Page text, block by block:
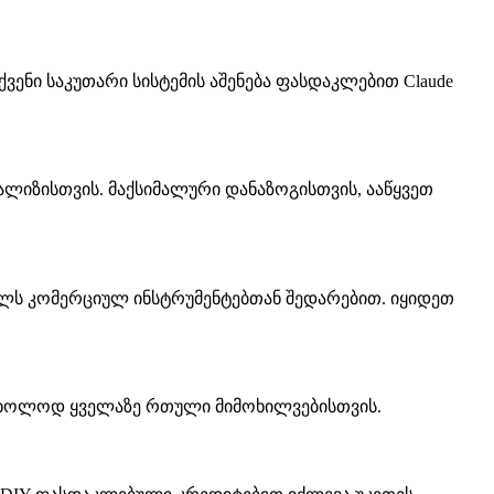
საკუთარი სისტემის აშენება ფასდაკლებით Claude
მაქსიმალური დანაზოგისთვის, ააწყვეთ
კომერციულ ინსტრუმენტებთან შედარებით. იყიდეთ
მხოლოდ ყველაზე რთული მიმოხილვებისთვის.